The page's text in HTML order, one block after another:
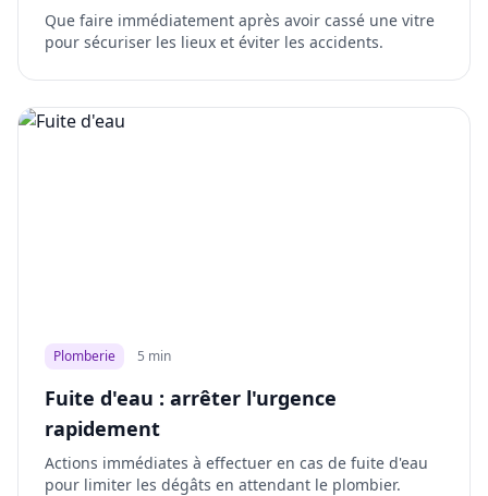
Que faire immédiatement après avoir cassé une vitre
pour sécuriser les lieux et éviter les accidents.
Plomberie 5 min
Fuite d'eau : arrêter l'urgence
rapidement
Actions immédiates à effectuer en cas de fuite d'eau
pour limiter les dégâts en attendant le plombier.